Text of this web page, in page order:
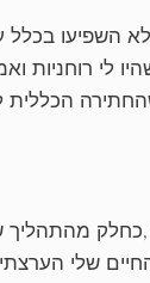
השפיעו
לי רוחניות
הכללית
כאשר ,כחלק
שלי